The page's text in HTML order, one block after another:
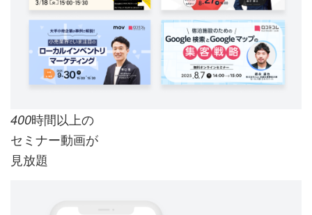
400時間以上の
セミナー動画が
見放題